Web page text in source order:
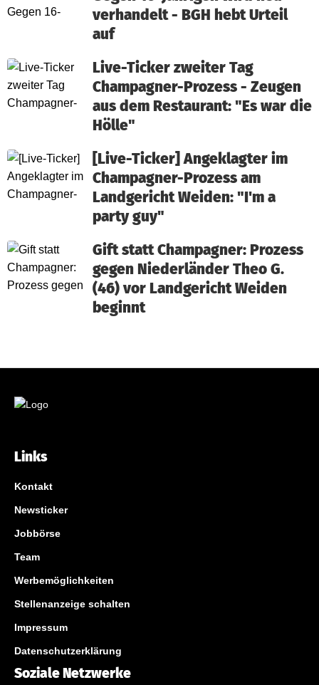
verhandelt - BGH hebt Urteil
auf
Live-Ticker zweiter Tag
Champagner-Prozess - Zeugen
aus dem Restaurant: "Es war die
Hölle"
[Live-Ticker] Angeklagter im
Champagner-Prozess am
Landgericht Weiden: "I'm a
party guy"
Gift statt Champagner: Prozess
gegen Niederländer Theo G.
(46) vor Landgericht Weiden
beginnt
Links
Kontakt
Newsticker
Jobbörse
Team
Werbemöglichkeiten
Stellenanzeige schalten
Impressum
Datenschutzerklärung
Soziale Netzwerke